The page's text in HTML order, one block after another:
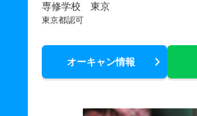
専修学校 東京
東京都認可
オーキャン情報